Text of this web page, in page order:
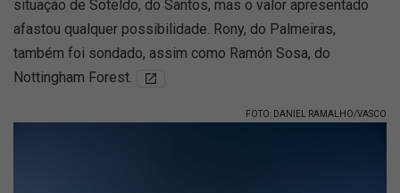
situação de Soteldo, do Santos, mas o valor apresentado
afastou qualquer possibilidade. Rony, do Palmeiras,
também foi sondado, assim como Ramón Sosa, do
Nottingham Forest.
FOTO: DANIEL RAMALHO/VASCO